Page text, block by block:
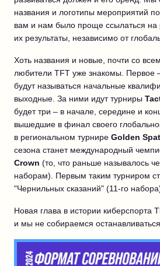
названия и логотипы мероприятий
вам и нам было проще ссылаться на
их результаты, независимо от
Хоть названия и новые, почти со
любители TFT уже знакомы. Первое
будут называться начальные
выходные. За ними идут турниры
будет три – в начале, середине и
вышедшие в финал своего
в региональном турнире Golden
сезона станет международный
Crown (то, что раньше называлось
наборам). Первым таким турниром
"Чернильных сказаний" (11-го
Новая глава в истории киберспорта
и мы не собираемся